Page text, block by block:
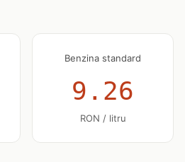
Benzina standard
9.26
RON / litru